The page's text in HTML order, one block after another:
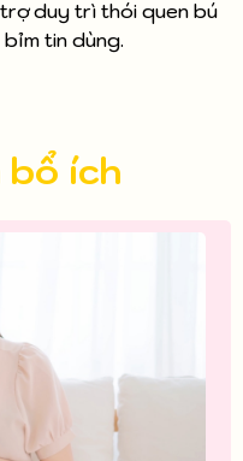
trợ duy trì thói quen bú
tin dùng.
ích